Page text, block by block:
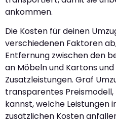
ankommen.
Die Kosten für deinen
verschiedenen Faktoren
Entfernung zwischen den
an Möbeln und Kartons
Zusatzleistungen. Graf
transparentes
kannst, welche Leistungen
zusätzlichen Kosten